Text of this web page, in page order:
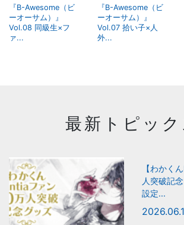
『B-Awesome（ビ
ーオーサム）』
Vol.08 同級生×フ
ァ...
『B-Awesome（ビ
ーオーサム）』
Vol.07 拾い子×人
外...
最新トピック
【わかく
人突破記
設定...